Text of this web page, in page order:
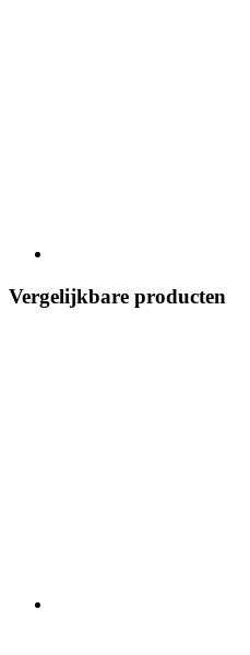
Vergelijkbare producten